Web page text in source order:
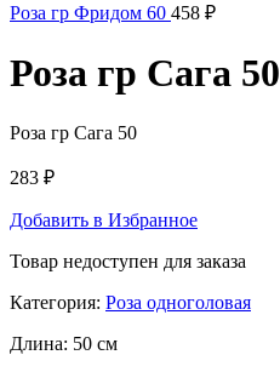
Роза гр Фридом 60 458 ₽
Роза гр Сага 50
Роза гр Сага 50
283 ₽
Добавить в Избранное
Товар недоступен для заказа
Категория: Роза одноголовая
Длина: 50 см